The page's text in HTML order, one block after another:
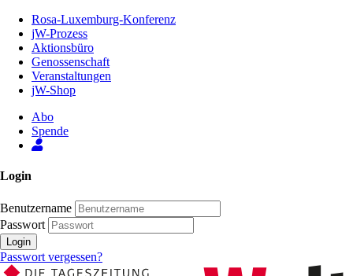
Inhalt
Seite
Rosa-Luxemburg-Konferenz
jW-Prozess
Aktionsbüro
Genossenschaft
Veranstaltungen
jW-Shop
Abo
Spende
Login
Benutzername
Passwort
Login
Passwort vergessen?